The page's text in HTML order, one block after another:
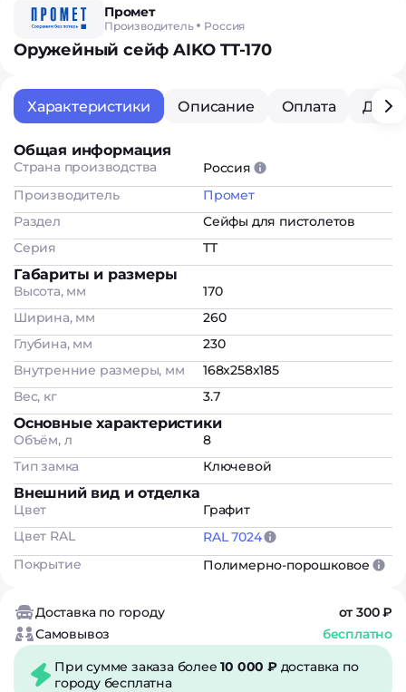
Промет
Производитель Россия
Оружейный сейф AIKO TT-170
Характеристики Описание Оплата
Общая информация
Страна производства
Россия
Производитель
Промет
Раздел
Сейфы для пистолетов
Серия
TT
Габариты и размеры
Высота, мм
170
Ширина, мм
260
Глубина, мм
230
Внутренние размеры, мм
168x258x185
Вес, кг
3.7
Основные характеристики
Объём, л
8
Тип замка
Ключевой
Внешний вид и отделка
Цвет
Графит
Цвет RAL
RAL 7024
Покрытие
Полимерно-порошковое
Доставка по городу
от 300 ₽
Самовывоз
бесплатно
При сумме заказа более10 000 ₽доставка по
городу бесплатна